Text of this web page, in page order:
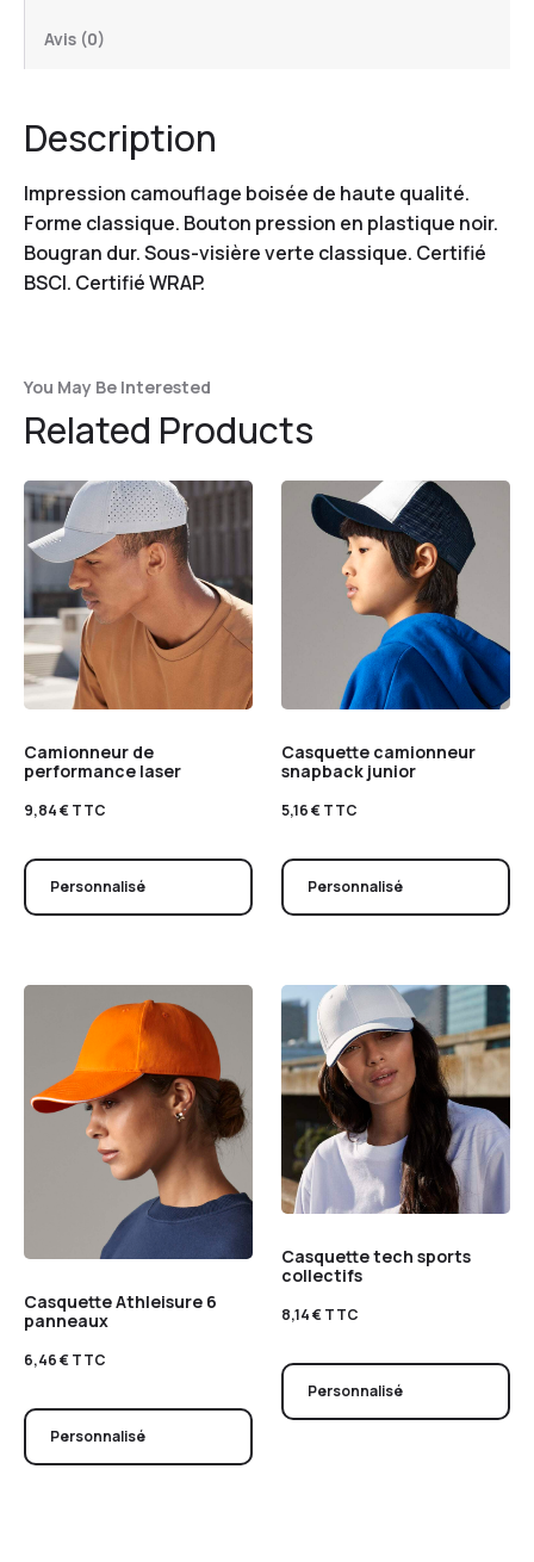
Avis (0)
Description
Impression camouflage boisée de haute qualité.
Forme classique. Bouton pression en plastique noir.
Bougran dur. Sous-visière verte classique. Certifié
BSCI. Certifié WRAP.
You May Be Interested
Related Products
Camionneur de
performance laser
9,84€TTC
Personnalisé
Casquette camionneur
snapback junior
5,16€TTC
Personnalisé
Casquette Athleisure 6
panneaux
6,46€TTC
Personnalisé
Casquette tech sports
collectifs
8,14€TTC
Personnalisé